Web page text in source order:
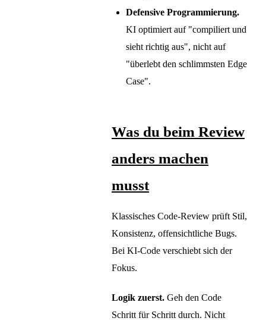
Defensive Programmierung.
KI optimiert auf "compiliert und
sieht richtig aus", nicht auf
"überlebt den schlimmsten Edge
Case".
Was du beim Review
anders machen
musst
Klassisches Code-Review prüft Stil,
Konsistenz, offensichtliche Bugs.
Bei KI-Code verschiebt sich der
Fokus.
Logik zuerst. Geh den Code
Schritt für Schritt durch. Nicht